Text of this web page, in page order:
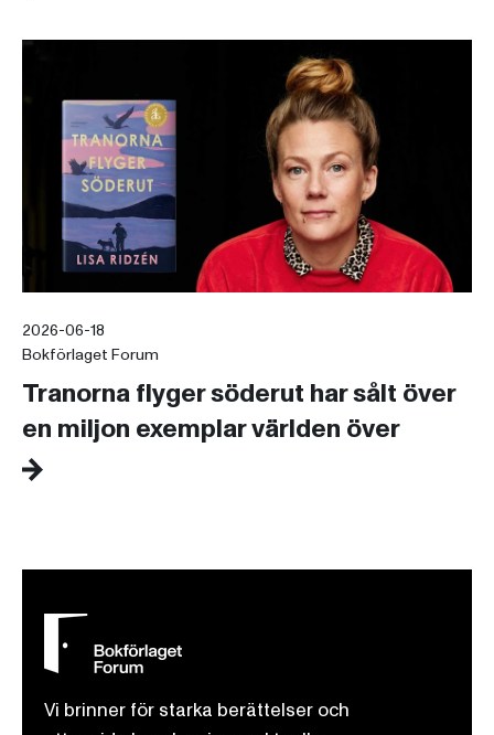
2026-06-18
Bokförlaget Forum
Tranorna flyger söderut har sålt över
en miljon exemplar världen över
Vi brinner för starka berättelser och